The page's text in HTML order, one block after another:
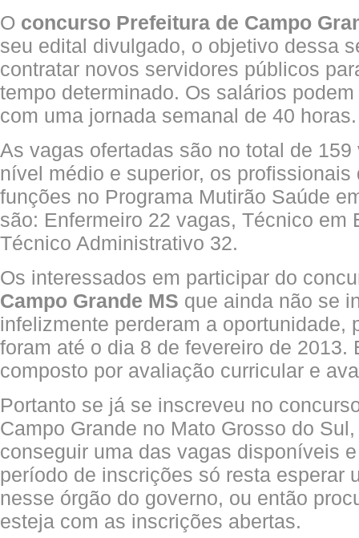
O concurso Prefeitura de Campo
seu edital divulgado, o objetivo dessa
contratar novos servidores públicos
tempo determinado. Os salários
com uma jornada semanal de 40 horas.
As vagas ofertadas são no total de
nível médio e superior, os
funções no Programa Mutirão Saúde
são: Enfermeiro 22 vagas, Técnico em
Técnico Administrativo 32.
Os interessados em participar do
Campo Grande MS que ainda não se
infelizmente perderam a oportunidade,
foram até o dia 8 de fevereiro de 2013.
composto por avaliação curricular e
Portanto se já se inscreveu no
Campo Grande no Mato Grosso do
conseguir uma das vagas disponíveis
período de inscrições só resta esperar
nesse órgão do governo, ou então
esteja com as inscrições abertas.